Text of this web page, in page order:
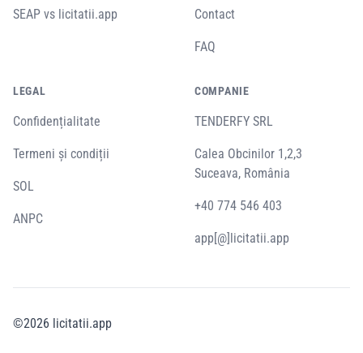
SEAP vs licitatii.app Contact
FAQ
LEGAL
Confidențialitate
Termeni și condiții
SOL
ANPC
COMPANIE
TENDERFY SRL
Calea Obcinilor 1,2,3
Suceava, România
+40 774 546 403
app[@]licitatii.app
©2026 licitatii.app